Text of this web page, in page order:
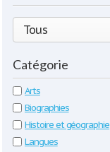
Catégorie
Arts
Biographies
Histoire et géographie
Langues